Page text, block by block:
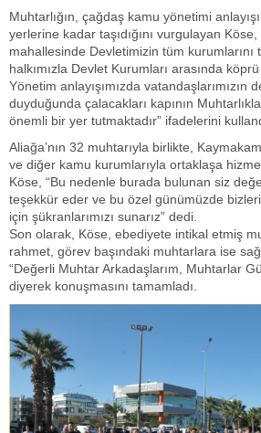
Muhtarlığın, çağdaş kamu yönetimi
yerlerine kadar taşıdığını vurgulayan Köse,
mahallesinde Devletimizin tüm kurumlarını
halkımızla Devlet Kurumları arasında
Yönetim anlayışımızda vatandaşlarımızın
duyduğunda çalacakları kapının
önemli bir yer tutmaktadır” ifadelerini
Aliağa’nın 32 muhtarıyla birlikte,
ve diğer kamu kurumlarıyla ortaklaşa
Köse, “Bu nedenle burada bulunan siz
teşekkür eder ve bu özel günümüzde bizleri
için şükranlarımızı sunarız” dedi.
Son olarak, Köse, ebediyete intikal etmiş
rahmet, görev başındaki muhtarlara ise
“Değerli Muhtar Arkadaşlarım, Muhtarlar
diyerek konuşmasını tamamladı.